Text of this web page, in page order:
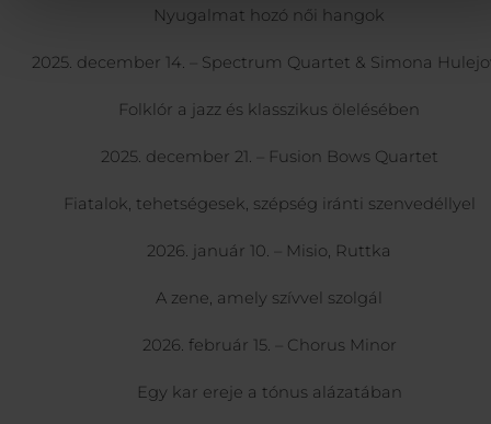
Nyugalmat hozó női hangok
2025. december 14. – Spectrum Quartet & Simona
Folklór a jazz és klasszikus ölelésében
2025. december 21. – Fusion Bows Quartet
Fiatalok, tehetségesek, szépség iránti szenvedéllyel
2026. január 10. – Misio, Ruttka
A zene, amely szívvel szolgál
2026. február 15. – Chorus Minor
Egy kar ereje a tónus alázatában